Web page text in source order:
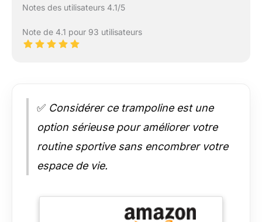
Notes des utilisateurs 4.1/5
Note de 4.1 pour 93 utilisateurs
✅ Considérer ce trampoline est une
option sérieuse pour améliorer votre
routine sportive sans encombrer votre
espace de vie.